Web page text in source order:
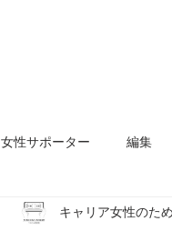
女性サポーター 編集
キャリア女性のた